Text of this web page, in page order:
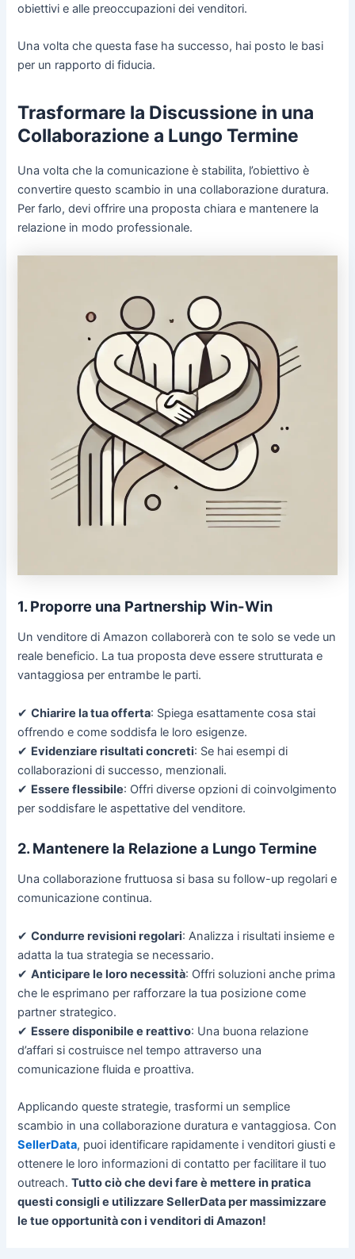
obiettivi e alle preoccupazioni dei venditori.
Una volta che questa fase ha successo, hai posto le basi
per un rapporto di fiducia.
Trasformare la Discussione in una
Collaborazione a Lungo Termine
Una volta che la comunicazione è stabilita, l’obiettivo è
convertire questo scambio in una collaborazione duratura.
Per farlo, devi offrire una proposta chiara e mantenere la
relazione in modo professionale.
1. Proporre una Partnership Win-Win
Un venditore di Amazon collaborerà con te solo se vede un
reale beneficio. La tua proposta deve essere strutturata e
vantaggiosa per entrambe le parti.
✔Chiarire la tua offerta: Spiega esattamente cosa stai
offrendo e come soddisfa le loro esigenze.
✔ Evidenziare risultati concreti: Se hai esempi di
collaborazioni di successo, menzionali.
✔ Essere flessibile: Offri diverse opzioni di coinvolgimento
per soddisfare le aspettative del venditore.
2. Mantenere la Relazione a Lungo Termine
Una collaborazione fruttuosa si basa su follow-up regolari e
comunicazione continua.
✔Condurre revisioni regolari: Analizza i risultati insieme e
adatta la tua strategia se necessario.
✔Anticipare le loro necessità: Offri soluzioni anche prima
che le esprimano per rafforzare la tua posizione come
partner strategico.
✔ Essere disponibile e reattivo: Una buona relazione
d’affari si costruisce nel tempo attraverso una
comunicazione fluida e proattiva.
Applicando queste strategie, trasformi un semplice
scambio in una collaborazione duratura e vantaggiosa. Con
SellerData, puoi identificare rapidamente i venditori giusti e
ottenere le loro informazioni di contatto per facilitare il tuo
outreach.Tutto ciò che devi fare è mettere in pratica
questi consigli e utilizzare SellerData per massimizzare
le tue opportunità con i venditori di Amazon!